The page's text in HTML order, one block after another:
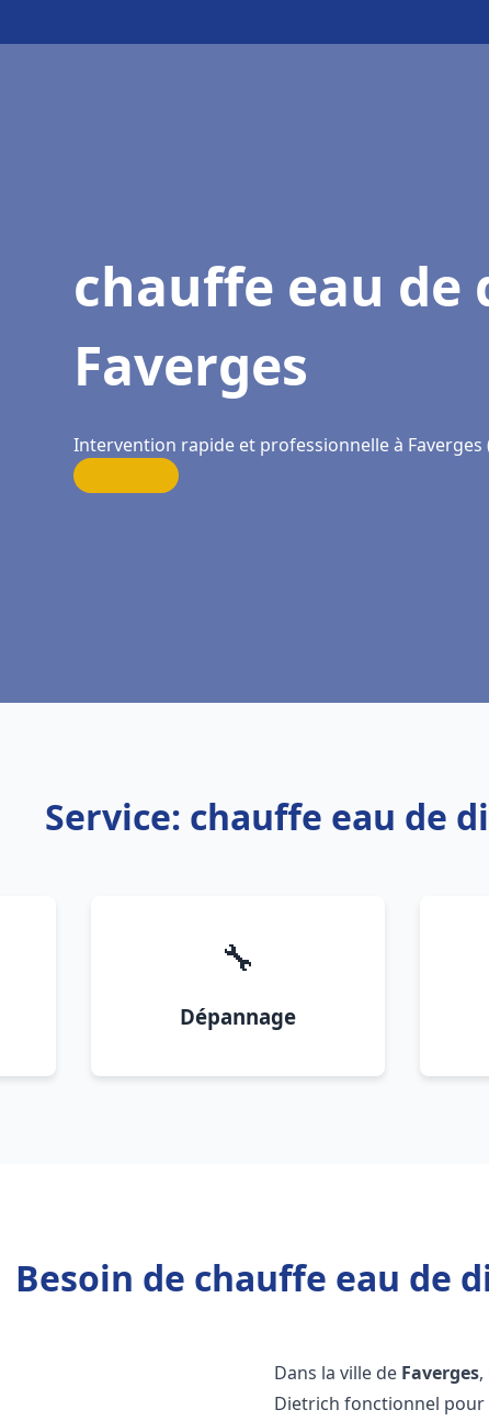
chauffe eau de
Faverges
Intervention rapide et professionnelle à Faverges
Service: chauffe eau de
🔧
Dépannage
Besoin de chauffe eau de
Dans la ville de Faverges
Dietrich fonctionnel